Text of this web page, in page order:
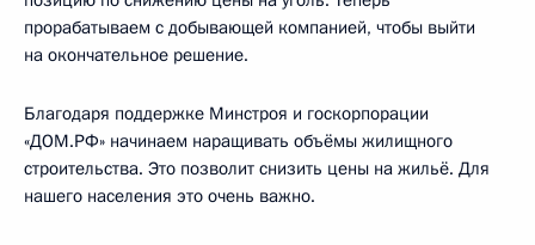
прорабатываем с добывающей компанией, чтобы выйти
на окончательное решение.
Благодаря поддержке Минстроя и госкорпорации
«ДОМ.РФ» начинаем наращивать объёмы жилищного
строительства. Это позволит снизить цены на жильё. Для
нашего населения это очень важно.